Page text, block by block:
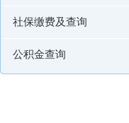
社保缴费及查询
公积金查询